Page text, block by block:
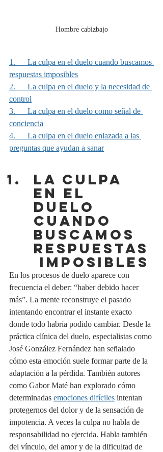
Hombre cabizbajo
1.      La culpa en el duelo cuando buscamos
respuestas imposibles
2.      La culpa en el duelo y la necesidad de
control
3.      La culpa en el duelo como señal de
conciencia
4.      La culpa en el duelo enlazada a las
preguntas que ayudan a sanar
La culpa
en el
duelo
cuando
buscamos
respuestas
imposibles
En los procesos de duelo aparece con
frecuencia el deber: “haber debido hacer
más”. La mente reconstruye el pasado
intentando encontrar el instante exacto
donde todo habría podido cambiar. Desde la
práctica clínica del duelo, especialistas como
José González Fernández han señalado
cómo esta emoción suele formar parte de la
adaptación a la pérdida. También autores
como Gabor Maté han explorado cómo
determinadas emociones difíciles intentan
protegernos del dolor y de la sensación de
impotencia. A veces la culpa no habla de
responsabilidad no ejercida. Habla también
del vínculo, del amor y de la dificultad de